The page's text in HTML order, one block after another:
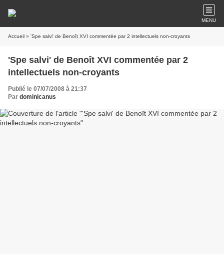
MENU
Accueil » 'Spe salvi' de Benoît XVI commentée par 2 intellectuels non-croyants
'Spe salvi' de Benoît XVI commentée par 2
intellectuels non-croyants
Publié le 07/07/2008 à 21:37
Par dominicanus